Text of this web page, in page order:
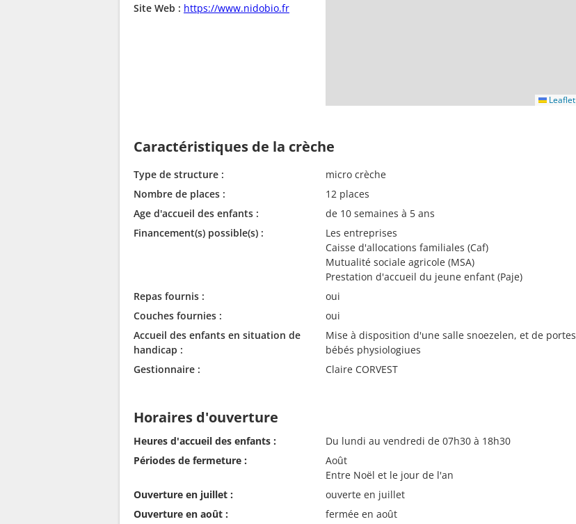
Site Web : https://www.nidobio.fr
Leaflet
Caractéristiques de la crèche
Type de structure :
micro crèche
Nombre de places :
12 places
Age d'accueil des enfants :
de 10 semaines à 5 ans
Financement(s) possible(s) :
Les entreprises
Caisse d'allocations familiales (Caf)
Mutualité sociale agricole (MSA)
Prestation d'accueil du jeune enfant (Paje)
Repas fournis :
oui
Couches fournies :
oui
Accueil des enfants en situation de
handicap :
Mise à disposition d'une salle snoezelen, et de portes
bébés physiologiues
Gestionnaire :
Claire CORVEST
Horaires d'ouverture
Heures d'accueil des enfants :
Du lundi au vendredi de 07h30 à 18h30
Périodes de fermeture :
Août
Entre Noël et le jour de l'an
Ouverture en juillet :
ouverte en juillet
Ouverture en août :
fermée en août